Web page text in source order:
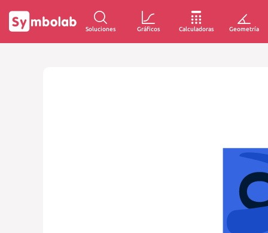
Soluciones Gráficos Calculadoras Geometría